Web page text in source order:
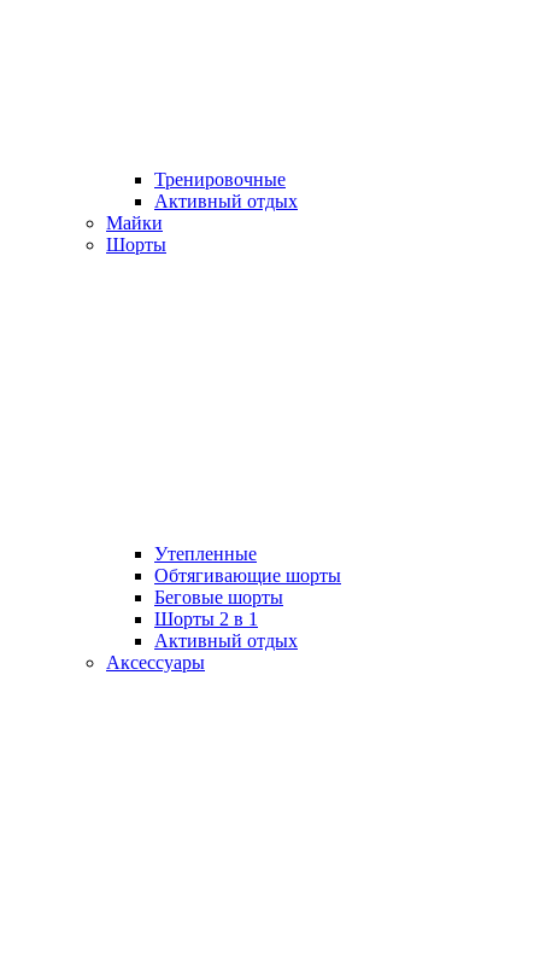
Тренировочные
Активный отдых
Майки
Шорты
Утепленные
Обтягивающие шорты
Беговые шорты
Шорты 2 в 1
Активный отдых
Аксессуары